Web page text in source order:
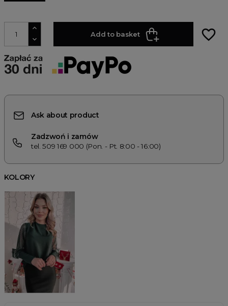
Add to basket favorite_border
Ask about product
Zadzwoń i zamów
tel. 509 169 000 (Pon. - Pt. 8:00 - 16:00)
KOLORY